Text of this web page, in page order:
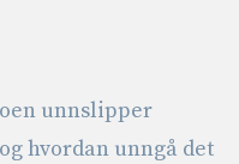
unnslipper
hvordan unngå det